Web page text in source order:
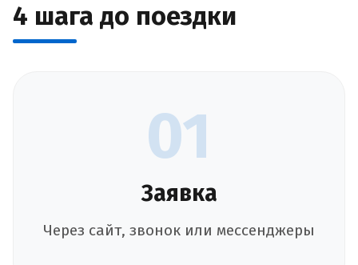
4 шага до поездки
01
Заявка
Через сайт, звонок или мессенджеры